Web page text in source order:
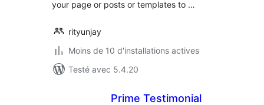
your page or posts or templates to …
rityunjay
Moins de 10 d'installations actives
Testé avec 5.4.20
Prime Testimonial